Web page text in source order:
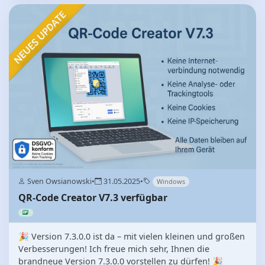
Sven Owsianowski• 31.05.2025• Windows
QR-Code Creator V7.3 verfügbar
🎉 Version 7.3.0.0 ist da – mit vielen kleinen und großen
Verbesserungen! Ich freue mich sehr, Ihnen die
brandneue Version 7.3.0.0 vorstellen zu dürfen! 🎉